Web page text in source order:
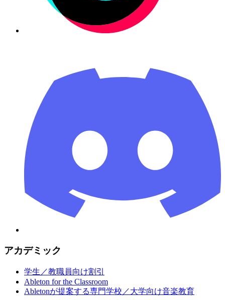
アカデミック
学生／教職員向け割引
Ableton for the Classroom
Abletonが提案する専門学校／大学向け音楽教育